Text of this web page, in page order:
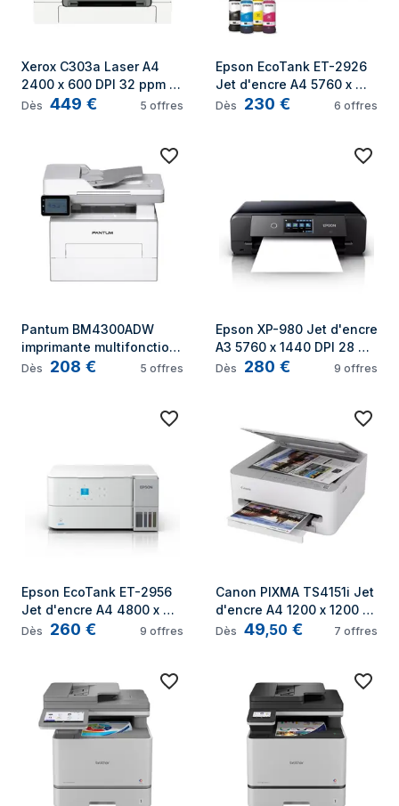
Xerox C303a Laser A4
2400 x 600 DPI 32 ppm
Wifi
Dès 449 € 5 offres
Epson EcoTank ET-2926
Jet d'encre A4 5760 x
1440 DPI 33 ppm Wifi
Dès 230 € 6 offres
Pantum BM4300ADW
imprimante multifonction
Laser A4 33 ppm Wifi
Dès 208 € 5 offres
Epson XP-980 Jet d'encre
A3 5760 x 1440 DPI 28
ppm Wifi
Dès 280 € 9 offres
Epson EcoTank ET-2956
Jet d'encre A4 4800 x
1200 DPI 33 ppm Wifi
Dès 260 € 9 offres
Canon PIXMA TS4151i Jet
d'encre A4 1200 x 1200
DPI 14 ppm Wifi
Dès 49,50 € 7 offres